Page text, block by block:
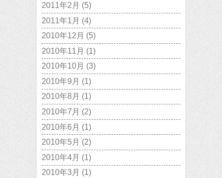
2011年2月 (5)
2011年1月 (4)
2010年12月 (5)
2010年11月 (1)
2010年10月 (3)
2010年9月 (1)
2010年8月 (1)
2010年7月 (2)
2010年6月 (1)
2010年5月 (2)
2010年4月 (1)
2010年3月 (1)